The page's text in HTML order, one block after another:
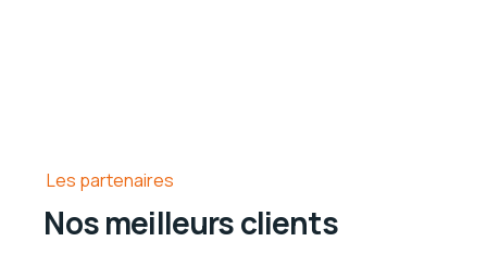
Les partenaires
Nos meilleurs clients